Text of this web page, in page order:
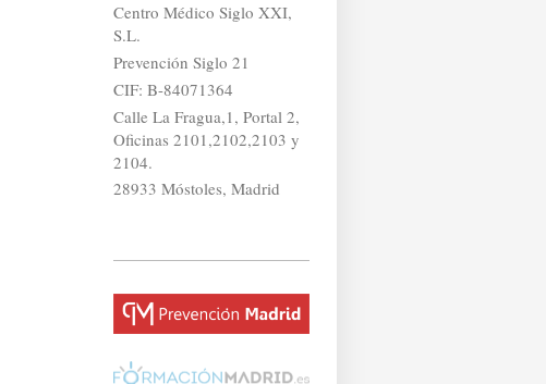
Centro Médico Siglo XXI,
S.L.
Prevención Siglo 21
CIF: B-84071364
Calle La Fragua,1, Portal 2,
Oficinas 2101,2102,2103 y
2104.
28933 Móstoles, Madrid